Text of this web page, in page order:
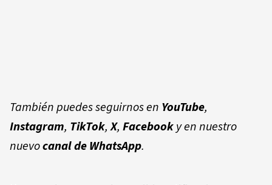
También puedes seguirnos en YouTube,
Instagram, TikTok,X, Facebooky en nuestro
nuevocanal de WhatsApp.